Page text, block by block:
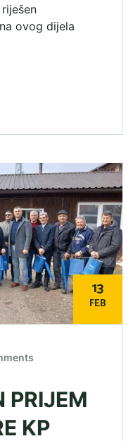
ovog dijela
13
FEB
PRIJEM
KP